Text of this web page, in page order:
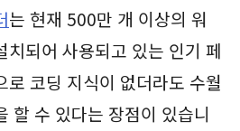
는 현재 500만 개 이상의 워
치되어 사용되고 있는 인기 페
로 코딩 지식이 없더라도 수월
할 수 있다는 장점이 있습니